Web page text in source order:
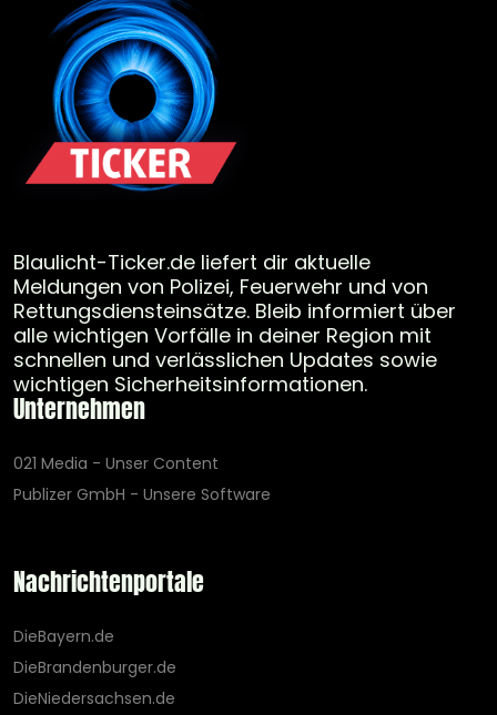
Blaulicht-Ticker.de liefert dir aktuelle
Meldungen von Polizei, Feuerwehr und von
Rettungsdiensteinsätze. Bleib informiert über
alle wichtigen Vorfälle in deiner Region mit
schnellen und verlässlichen Updates sowie
wichtigen Sicherheitsinformationen.
Unternehmen
021 Media - Unser Content
Publizer GmbH - Unsere Software
Nachrichtenportale
DieBayern.de
DieBrandenburger.de
DieNiedersachsen.de